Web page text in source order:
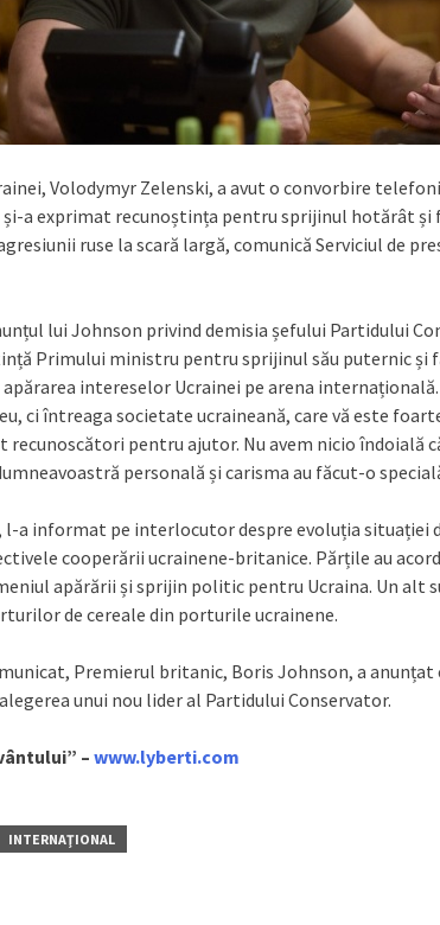
Volodymyr Zelenski, a avut o convorbire
și-a exprimat recunoștința pentru sprijinul hotărât și
ruse la scară largă, comunică Serviciul de
lui Johnson privind demisia șefului Partidului
Primului ministru pentru sprijinul său puternic și
apărarea intereselor Ucrainei pe arena
ci întreaga societate ucraineană, care vă este
recunoscători pentru ajutor. Nu avem nicio îndoială
personală și carisma au făcut-o
l-a informat pe interlocutor despre evoluția situației
cooperării ucrainene-britanice. Părțile au
apărării și sprijin politic pentru Ucraina. Un alt
de cereale din porturile ucrainene.
Premierul britanic, Boris Johnson, a anunțat
unui nou lider al Partidului Conservator.
– www.lyberti.com
INTERNAŢIONAL